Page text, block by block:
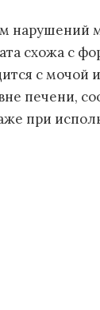
нарушений
схожа с
с мочой
печени,
при